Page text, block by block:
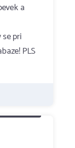
a
pri
PLS